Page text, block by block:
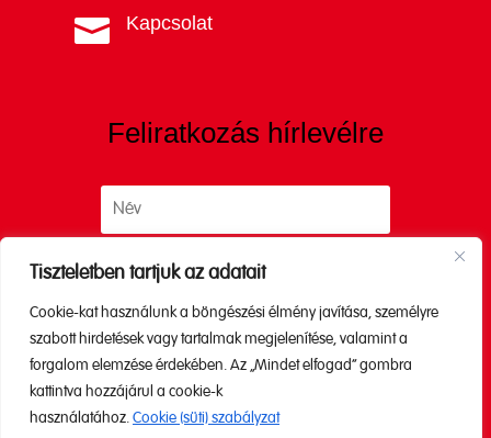
Tiszteletben tartjuk az adatait
Cookie-kat használunk a böngészési élmény javítása, személyre
szabott hirdetések vagy tartalmak megjelenítése, valamint a
forgalom elemzése érdekében. Az „Mindet elfogad” gombra
kattintva hozzájárul a cookie-k
használatához. Cookie (süti) szabályzat
 Kapcsolat
Feliratkozás hírlevélre
Küldés
A küldéssel elfogadod az
tájékoztatónkat.